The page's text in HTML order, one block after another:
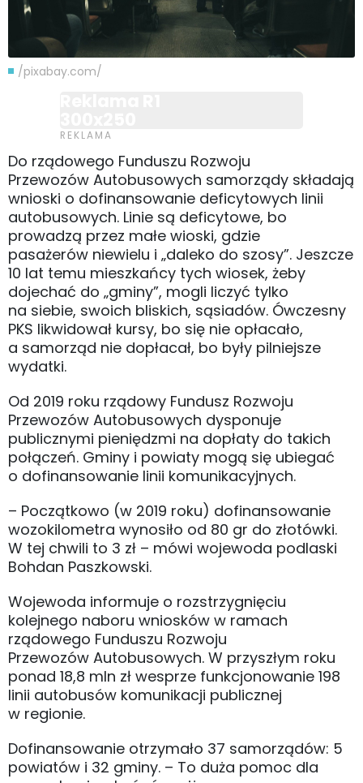
/pixabay.com/
Do rządowego Funduszu Rozwoju
Przewozów Autobusowych samorządy składają
wnioski o dofinansowanie deficytowych linii
autobusowych. Linie są deficytowe, bo
prowadzą przez małe wioski, gdzie
pasażerów niewielu i „daleko do szosy”. Jeszcze
10 lat temu mieszkańcy tych wiosek, żeby
dojechać do „gminy”, mogli liczyć tylko
na siebie, swoich bliskich, sąsiadów. Ówczesny
PKS likwidował kursy, bo się nie opłacało,
a samorząd nie dopłacał, bo były pilniejsze
wydatki.
Od 2019 roku rządowy Fundusz Rozwoju
Przewozów Autobusowych dysponuje
publicznymi pieniędzmi na dopłaty do takich
połączeń. Gminy i powiaty mogą się ubiegać
o dofinansowanie linii komunikacyjnych.
– Początkowo (w 2019 roku) dofinansowanie
wozokilometra wynosiło od 80 gr do złotówki.
W tej chwili to 3 zł – mówi wojewoda podlaski
Bohdan Paszkowski.
Wojewoda informuje o rozstrzygnięciu
kolejnego naboru wniosków w ramach
rządowego Funduszu Rozwoju
Przewozów Autobusowych. W przyszłym roku
ponad 18,8 mln zł wesprze funkcjonowanie 198
linii autobusów komunikacji publicznej
w regionie.
Dofinansowanie otrzymało 37 samorządów: 5
powiatów i 32 gminy. – To duża pomoc dla